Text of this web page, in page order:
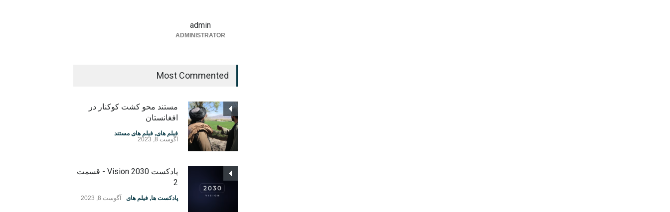
admin
ADMINISTRATOR
Most Commented
مستند محو کشت کوکنار در
افغانستان
فیلم های, فیلم های مستند
آگوست 8, 2023
پادکست Vision 2030 - قسمت
2
پادکست ها, فیلم های آگوست 8, 2023